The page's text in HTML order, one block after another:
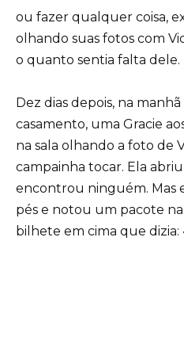
ou fazer qualquer coisa,
olhando suas fotos com
o quanto sentia falta dele.
Dez dias depois, na
casamento, uma Gracie
na sala olhando a foto de
campainha tocar. Ela
encontrou ninguém. Mas
pés e notou um pacote
bilhete em cima que dizia: